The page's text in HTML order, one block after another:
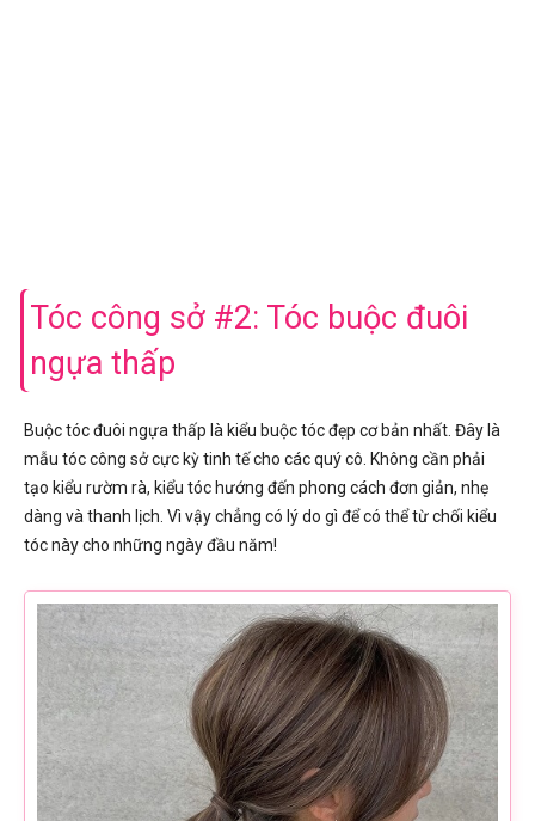
Tóc công sở #2: Tóc buộc đuôi
ngựa thấp
Buộc tóc đuôi ngựa thấp là kiểu buộc tóc đẹp cơ bản nhất. Đây là
mẫu tóc công sở cực kỳ tinh tế cho các quý cô. Không cần phải
tạo kiểu rườm rà, kiểu tóc hướng đến phong cách đơn giản, nhẹ
dàng và thanh lịch. Vì vậy chẳng có lý do gì để có thể từ chối kiểu
tóc này cho những ngày đầu năm!